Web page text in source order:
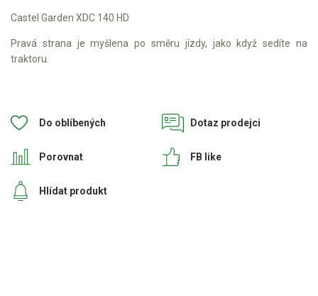
Aku sekačky
Štípačka na dřevo
VARI
VARI malotraktory
Castel Garden XDC 140 HD
Pravá strana je myšlena po směru jízdy, jako když sedíte na
traktoru.
Do oblíbených
Porovnat
Dotaz prodejci
Hlídat produkt
FB like